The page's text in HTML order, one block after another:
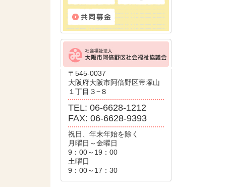
〒545-0037
大阪府大阪市阿倍野区帝塚山
１丁目３−８
TEL: 06-6628-1212
FAX: 06-6628-9393
祝日、年末年始を除く
月曜日～金曜日
9：00～19：00
土曜日
9：00～17：30